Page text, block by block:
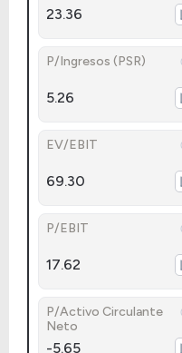
23.36
P/Ingresos (PSR)
5.26
EV/EBIT
69.30
P/EBIT
17.62
P/Activo Circulante
Neto
-5.65